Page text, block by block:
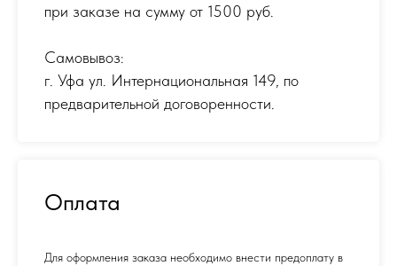
при заказе на сумму от 1500 руб.
Самовывоз:
г. Уфа ул. Интернациональная 149, по
предварительной договоренности.
Оплата
Для оформления заказа необходимо внести предоплату в